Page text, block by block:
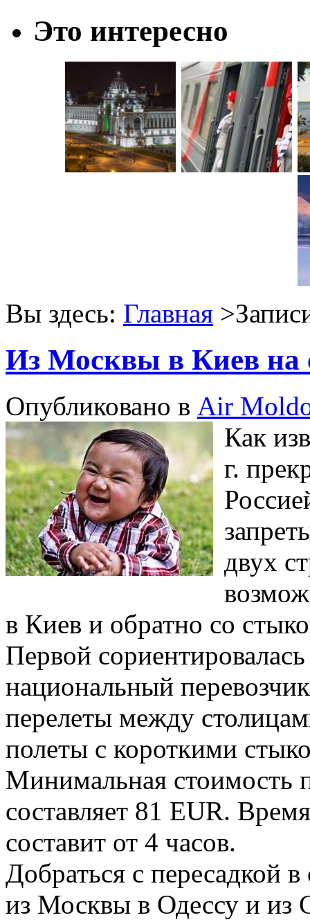
Это интересно
Вы здесь: Главная
Из Москвы в Киев на
Опубликовано в Air
Как
г.
двух
в Киев и обратно со
Первой
национальный
перелеты между
полеты с короткими
Минимальная стоимость
составляет 81 EUR.
составит от 4 часов.
Добраться с пересадкой
из Москвы в Одессу и из